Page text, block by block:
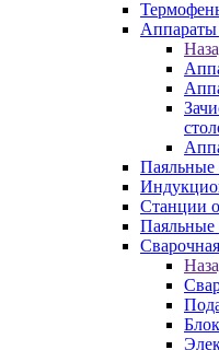
Аппараты
Станции
Паяльные